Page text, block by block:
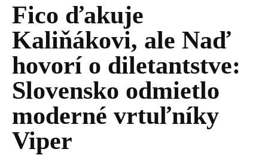
Fico ďakuje
Kaliňákovi, ale Naď
hovorí o diletantstve:
Slovensko odmietlo
moderné vrtuľníky
Viper